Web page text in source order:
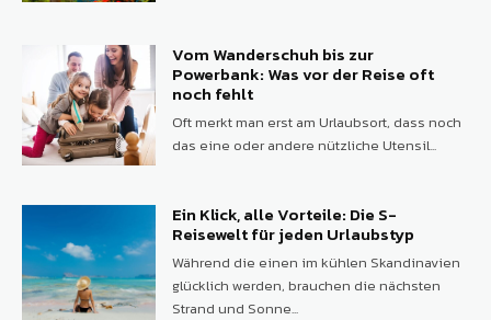
Vom Wanderschuh bis zur
Powerbank: Was vor der Reise oft
noch fehlt
Oft merkt man erst am Urlaubsort, dass noch
das eine oder andere nützliche Utensil...
Ein Klick, alle Vorteile: Die S-
Reisewelt für jeden Urlaubstyp
Während die einen im kühlen Skandinavien
glücklich werden, brauchen die nächsten
Strand und Sonne...